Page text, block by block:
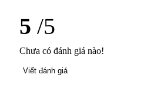
5 /5
Chưa có đánh giá nào!
Viết đánh giá